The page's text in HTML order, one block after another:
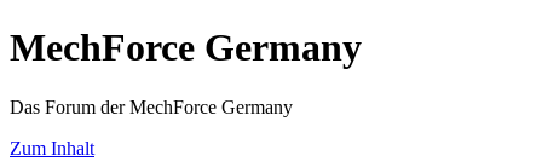
MechForce Germany
Das Forum der MechForce Germany
Zum Inhalt